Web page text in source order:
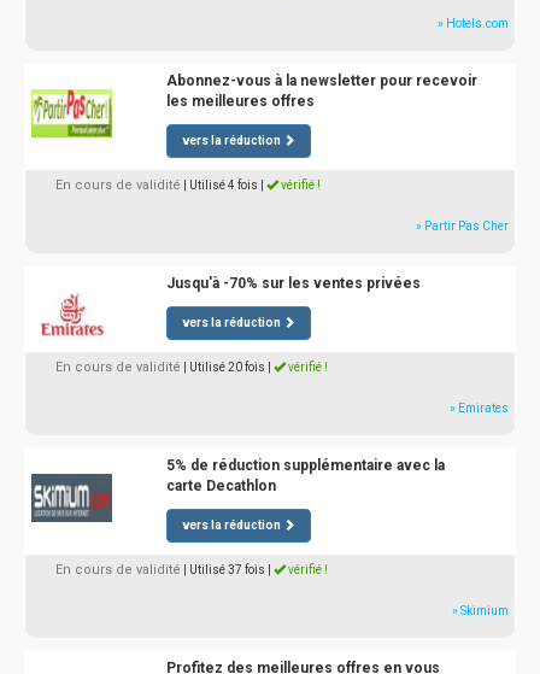
» Hotels.com
Abonnez-vous à la newsletter pour recevoir
les meilleures offres
vers la réduction
En cours de validité | Utilisé 4 fois vérifié !
» Partir Pas Cher
Jusqu'à -70% sur les ventes privées
vers la réduction
En cours de validité | Utilisé 20 fois vérifié !
» Emirates
5% de réduction supplémentaire avec la
carte Decathlon
vers la réduction
En cours de validité | Utilisé 37 fois vérifié !
» Skimium
Profitez des meilleures offres en vous